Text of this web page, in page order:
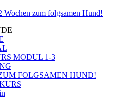
MODUL 1-3
FOLGSAMEN HUND!